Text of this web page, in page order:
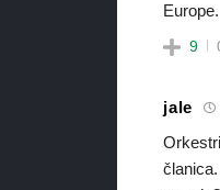
Europe.
9
jale